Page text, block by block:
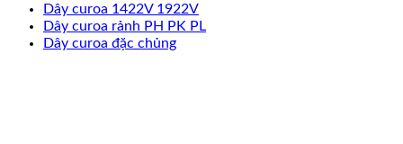
Dây curoa 1422V 1922V
Dây curoa rảnh PH PK PL
Dây curoa đặc chủng